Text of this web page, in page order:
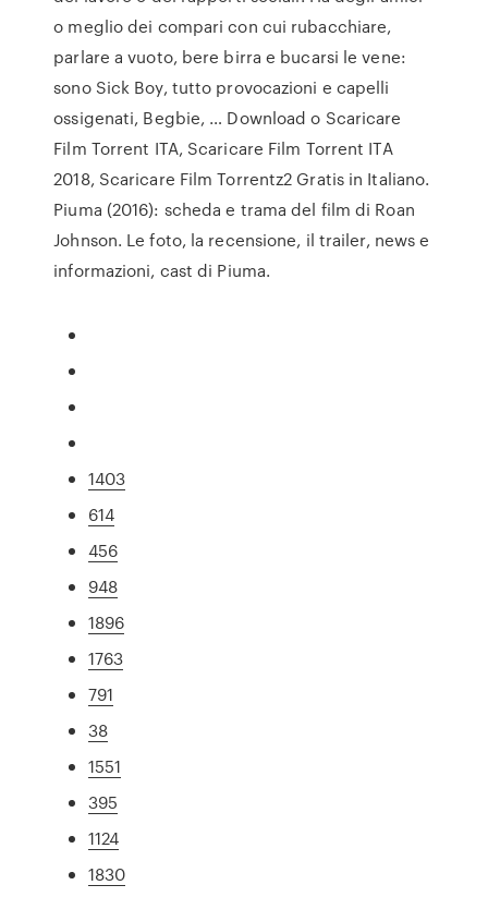
o meglio dei compari con cui rubacchiare,
parlare a vuoto, bere birra e bucarsi le vene:
sono Sick Boy, tutto provocazioni e capelli
ossigenati, Begbie, … Download o Scaricare
Film Torrent ITA, Scaricare Film Torrent ITA
2018, Scaricare Film Torrentz2 Gratis in Italiano.
Piuma (2016): scheda e trama del film di Roan
Johnson. Le foto, la recensione, il trailer, news e
informazioni, cast di Piuma.
1403
614
456
948
1896
1763
791
38
1551
395
1124
1830